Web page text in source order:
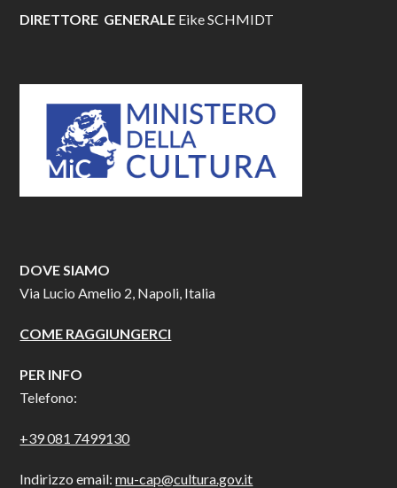
DIRETTORE GENERALE Eike SCHMIDT
DOVE SIAMO
Via Lucio Amelio 2, Napoli, Italia
COME RAGGIUNGERCI
PER INFO
Telefono:
+39 081 7499130
Indirizzo email:mu-cap@cultura.gov.it